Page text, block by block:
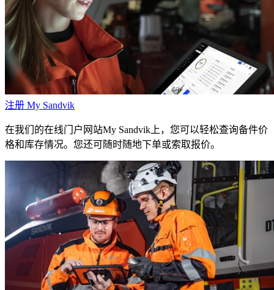
注册 My Sandvik
在我们的在线门户网站My Sandvik上，您可以轻松查询备件价
格和库存情况。您还可随时随地下单或索取报价。